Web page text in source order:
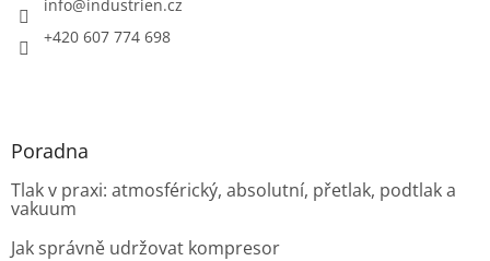
info@industrien.cz
+420 607 774 698
Poradna
Tlak v praxi: atmosférický, absolutní, přetlak, podtlak a
vakuum
Jak správně udržovat kompresor